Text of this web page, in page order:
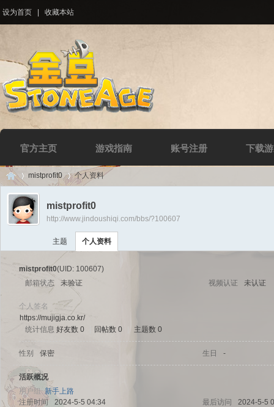
设为首页 收藏本站
官方主页 游戏指南 账号注册 下载
Di ›
mistprofit0 个人资料
mistprofit0
http://www.jindoushiqi.com/bbs/?100607
主题 个人资料
mistprofit0(UID: 100607)
邮箱状态
未验证 视频认证 未认证
个人签名
https://mujigja.co.kr/
统计信息 好友数 0 回帖数 0 主题数 0
性别 保密 生日 -
活跃概况
用户组 新手上路
注册时间
2024-5-5 04:34 最后访问
2024-5-5